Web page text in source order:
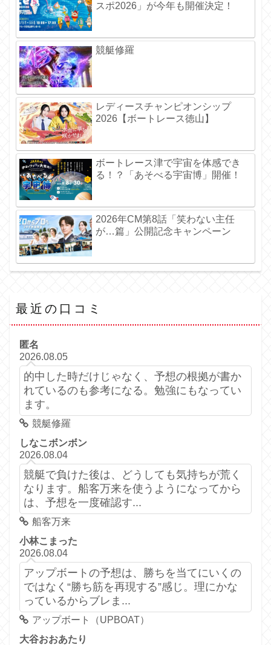
スポ2026」が今年も開催決定！
競艇修羅
レディースチャンピオンシップ
2026【ボートレース徳山】
ボートレース津で宇宙を体感でき
る！？「あそべる宇宙博」開催！
2026年CM第8話「笑わない主任
が…篇」公開記念キャンペーン
最近の口コミ
匿名
2026.08.05
的中した時だけじゃなく、予想の根拠が書か
れているのも参考になる。勉強にもなってい
ます。
競艇修羅
しなこボンボン
2026.08.04
競艇で負けた後は、どうしても気持ちが荒く
なります。船客万来を使うようになってから
は、予想を一度確認す...
船客万来
小林こまった
2026.08.04
アップボートの予想は、勝ちを当てにいくの
ではなく“勝ち筋を再現する”感じ。理にかな
っているからブレま...
アップボート（UPBOAT）
大谷おおあたり